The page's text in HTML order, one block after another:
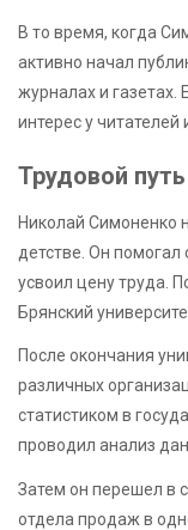
В то время, когда
активно начал
журналах и газетах.
интерес у читателей
Трудовой путь
Николай Симоненко
детстве. Он
усвоил цену труда.
Брянский
После окончания
различных
статистиком в
проводил анализ
Затем он перешел в
отдела продаж в